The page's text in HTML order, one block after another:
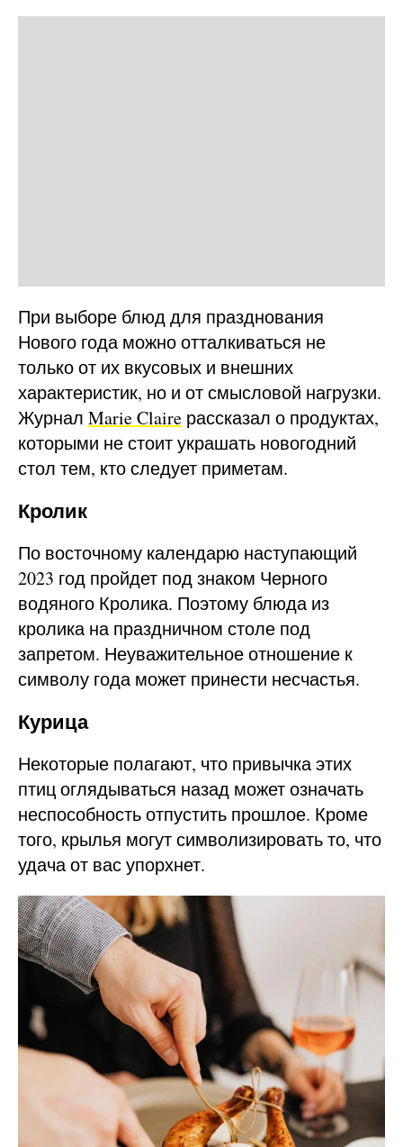
При выборе блюд для празднования
Нового года можно отталкиваться не
только от их вкусовых и внешних
характеристик, но и от смысловой нагрузки.
Журнал Marie Claire рассказал о продуктах,
которыми не стоит украшать новогодний
стол тем, кто следует приметам.
Кролик
По восточному календарю наступающий
2023 год пройдет под знаком Черного
водяного Кролика. Поэтому блюда из
кролика на праздничном столе под
запретом. Неуважительное отношение к
символу года может принести несчастья.
Курица
Некоторые полагают, что привычка этих
птиц оглядываться назад может означать
неспособность отпустить прошлое. Кроме
того, крылья могут символизировать то, что
удача от вас упорхнет.